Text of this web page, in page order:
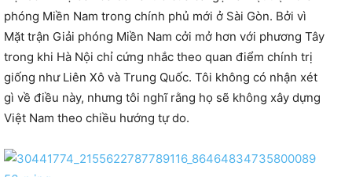
phóng Miền Nam trong chính phủ mới ở Sài Gòn. Bởi vì
Mặt trận Giải phóng Miền Nam cởi mở hơn với phương Tây
trong khi Hà Nội chỉ cứng nhắc theo quan điểm chính trị
giống như Liên Xô và Trung Quốc. Tôi không có nhận xét
gì về điều này, nhưng tôi nghĩ rằng họ sẽ không xây dựng
Việt Nam theo chiều hướng tự do.